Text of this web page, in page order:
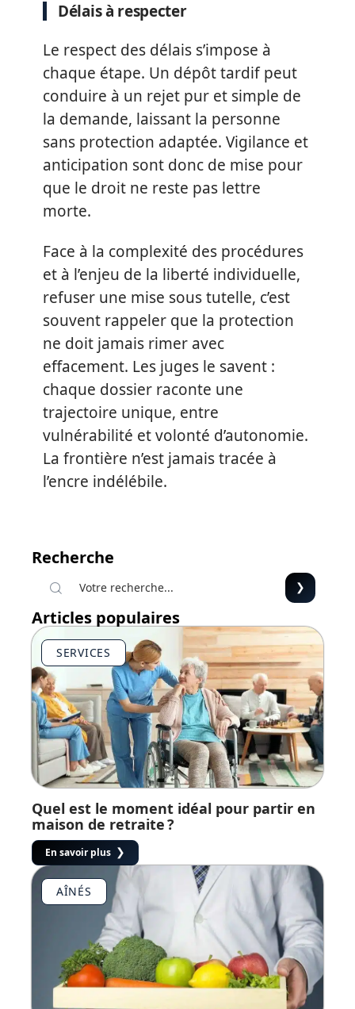
Délais à respecter
Le respect des délais s’impose à
chaque étape. Un dépôt tardif peut
conduire à un rejet pur et simple de
la demande, laissant la personne
sans protection adaptée. Vigilance et
anticipation sont donc de mise pour
que le droit ne reste pas lettre
morte.
Face à la complexité des procédures
et à l’enjeu de la liberté individuelle,
refuser une mise sous tutelle, c’est
souvent rappeler que la protection
ne doit jamais rimer avec
effacement. Les juges le savent :
chaque dossier raconte une
trajectoire unique, entre
vulnérabilité et volonté d’autonomie.
La frontière n’est jamais tracée à
l’encre indélébile.
Recherche
Articles populaires
SERVICES
Quel est le moment idéal pour partir en
maison de retraite ?
En savoir plus
AÎNÉS